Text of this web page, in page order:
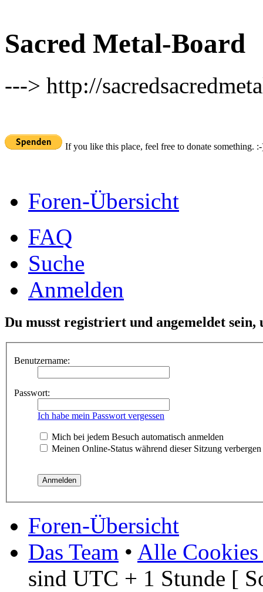
Sacred Metal-Board
---> http://
If you like this place, feel free to donate something.
Foren-Übersicht
FAQ
Suche
Anmelden
Du musst registriert und angemeldet
Benutzername:
Passwort:
Ich habe mein Passwort vergessen
Mich bei jedem Besuch automatisch anmelden
Meinen Online-Status während dieser Sitzung verbergen
Foren-Übersicht
Das Team • Alle Cookies
sind UTC + 1 Stunde [